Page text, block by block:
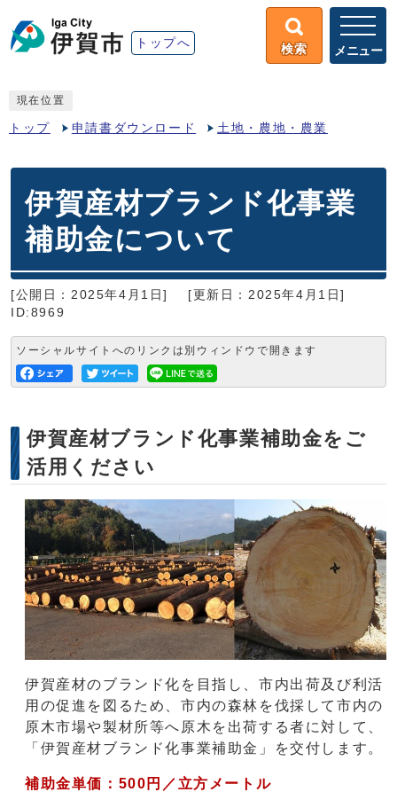
トップへ 検索 メニュー
現在位置
トップ 申請書ダウンロード 土地・農地・農業
伊賀産材ブランド化事業
補助金について
[公開日：2025年4月1日]
[更新日：2025年4月1日]
ID:8969
ソーシャルサイトへのリンクは別ウィンドウで開きます
伊賀産材ブランド化事業補助金をご
活用ください
伊賀産材のブランド化を目指し、市内出荷及び利活
用の促進を図るため、市内の森林を伐採して市内の
原木市場や製材所等へ原木を出荷する者に対して、
「伊賀産材ブランド化事業補助金」を交付します。
補助金単価：500円／立方メートル